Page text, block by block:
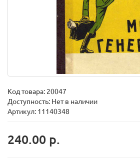
Код товара: 20047
Доступность: Нет в наличии
Артикул: 11140348
240.00 р.